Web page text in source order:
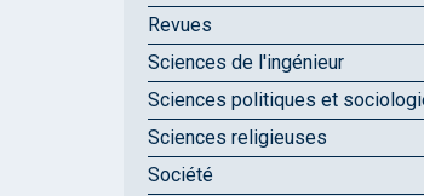
Revues
Sciences de l'ingénieur
Sciences politiques et
Sciences religieuses
Société